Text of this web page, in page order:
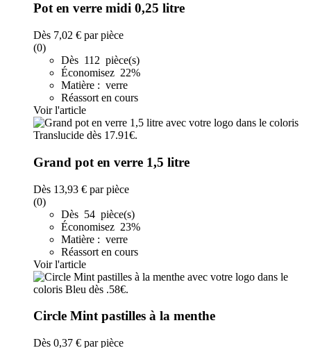
Pot en verre midi 0,25 litre
Dès 7,02 € par pièce
(0)
Dès 112 pièce(s)
Économisez 22%
Matière : verre
Réassort en cours
Voir l'article
Grand pot en verre 1,5 litre
Dès 13,93 € par pièce
(0)
Dès 54 pièce(s)
Économisez 23%
Matière : verre
Réassort en cours
Voir l'article
Circle Mint pastilles à la menthe
Dès 0,37 € par pièce